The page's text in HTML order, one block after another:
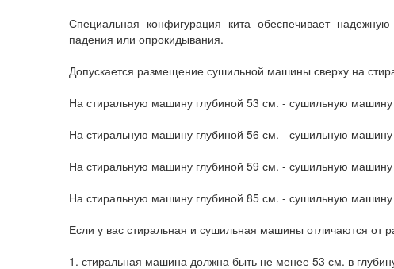
Специальная конфигурация кита обеспечивает
падения или опрокидывания.
Допускается размещение сушильной машины сверху на
На стиральную машину глубиной 53 см. - сушильную машину
На стиральную машину глубиной 56 см. - сушильную машину
На стиральную машину глубиной 59 см. - сушильную машину
На стиральную машину глубиной 85 см. - сушильную машину
Если у вас стиральная и сушильная машины отличаются от
1. стиральная машина должна быть не менее 53 см. в